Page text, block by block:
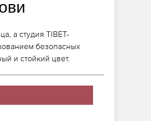
а студия TIBET-
безопасных
и стойкий цвет.